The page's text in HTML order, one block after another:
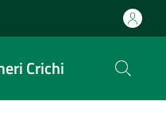
Crichi